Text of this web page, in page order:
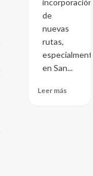
de
nuevas
rutas,
especialmente
en San...
Leer más